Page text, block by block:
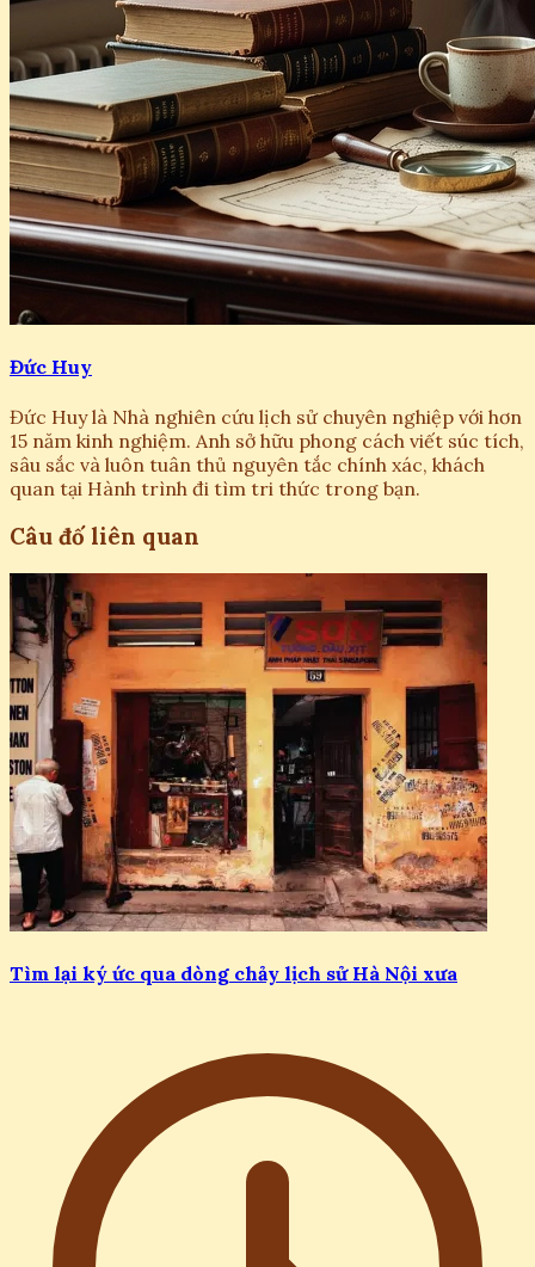
Đức Huy
Đức Huy là Nhà nghiên cứu lịch sử chuyên nghiệp với hơn
15 năm kinh nghiệm. Anh sở hữu phong cách viết súc tích,
sâu sắc và luôn tuân thủ nguyên tắc chính xác, khách
quan tại Hành trình đi tìm tri thức trong bạn.
Câu đố liên quan
Tìm lại ký ức qua dòng chảy lịch sử Hà Nội xưa